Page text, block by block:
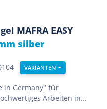
MAFRA EASY
silber
VARIANTEN
in Germany" für
Arbeiten in...